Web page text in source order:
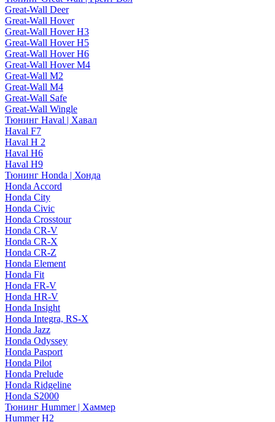
Great-Wall Deer
Great-Wall Hover
Great-Wall Hover H3
Great-Wall Hover H5
Great-Wall Hover H6
Great-Wall Hover M4
Great-Wall M2
Great-Wall M4
Great-Wall Safe
Great-Wall Wingle
Тюнинг Haval | Хавал
Haval F7
Haval H 2
Haval H6
Haval H9
Тюнинг Honda | Хонда
Honda Accord
Honda City
Honda Civic
Honda Crosstour
Honda CR-V
Honda CR-X
Honda CR-Z
Honda Element
Honda Fit
Honda FR-V
Honda HR-V
Honda Insight
Honda Integra, RS-X
Honda Jazz
Honda Odyssey
Honda Pasport
Honda Pilot
Honda Prelude
Honda Ridgeline
Honda S2000
Тюнинг Hummer | Хаммер
Hummer H2